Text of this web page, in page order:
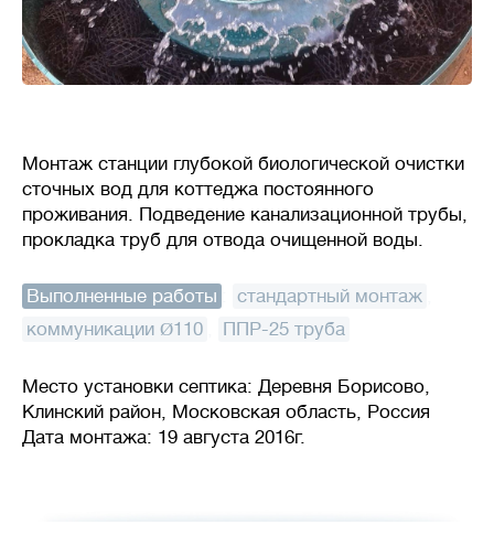
Монтаж станции глубокой биологической очистки
сточных вод для коттеджа постоянного
проживания. Подведение канализационной трубы,
прокладка труб для отвода очищенной воды.
Выполненные работы стандартный монтаж
коммуникации Ø110
ППР-25 труба
Место установки септика: Деревня Борисово,
Клинский район, Московская область, Россия
Дата монтажа: 19 августа 2016г.